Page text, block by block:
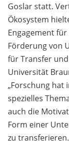
Goslar statt.
Ökosystem
Engagement
Förderung von
für Transfer
Universität
„Forschung hat
spezielles
auch die
Form einer
zu